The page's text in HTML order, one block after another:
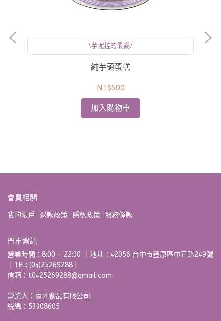
\芋泥控的最愛/
純芋頭蛋糕
NT$500
加入購物車
會員相關
我的帳戶 退款政策 隱私政策 服務條款
門市資訊
營業時間：8:00 - 22:00 ｜地址：42056 台中市豐原區中正路249號
｜TEL: (04)25269288｜
信箱：t0425269288@gmail.com
營業人：寶才食品有限公司
統編：53308605